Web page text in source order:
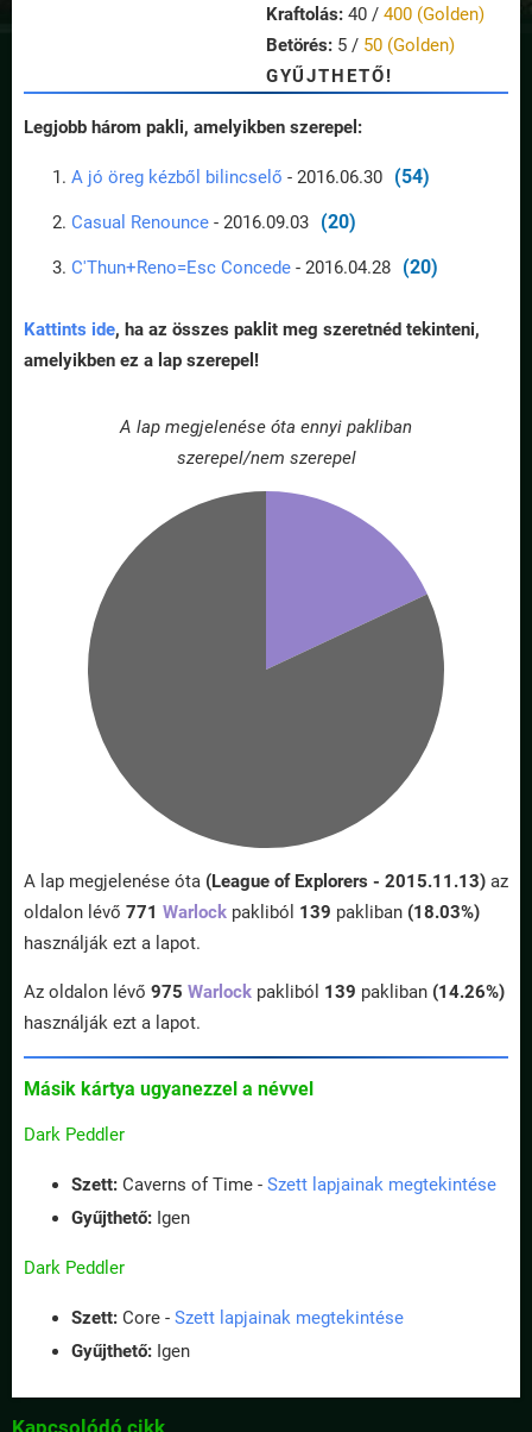
Kraftolás: 40 / 400 (Golden)
Betörés: 5 / 50 (Golden)
GYŰJTHETŐ!
Legjobb három pakli, amelyikben szerepel:
A jó öreg kézből bilincselő - 2016.06.30 (54)
Casual Renounce - 2016.09.03 (20)
C'Thun+Reno=Esc Concede - 2016.04.28 (20)
Kattints ide, ha az összes paklit meg szeretnéd tekinteni,
amelyikben ez a lap szerepel!
A lap megjelenése óta ennyi pakliban
szerepel/nem szerepel
A lap megjelenése óta (League of Explorers - 2015.11.13) az
oldalon lévő 771 Warlock pakliból 139 pakliban (18.03%)
használják ezt a lapot.
Az oldalon lévő 975 Warlock pakliból 139 pakliban (14.26%)
használják ezt a lapot.
Másik kártya ugyanezzel a névvel
Dark Peddler
Szett: Caverns of Time - Szett lapjainak megtekintése
Gyűjthető: Igen
Dark Peddler
Szett: Core - Szett lapjainak megtekintése
Gyűjthető: Igen